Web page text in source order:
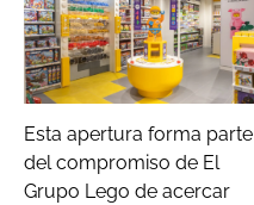
Esta apertura forma parte
del compromiso de El
Grupo Lego de acercar